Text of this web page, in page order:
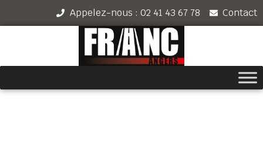
Appelez-nous : 02 41 43 67 78 Contact